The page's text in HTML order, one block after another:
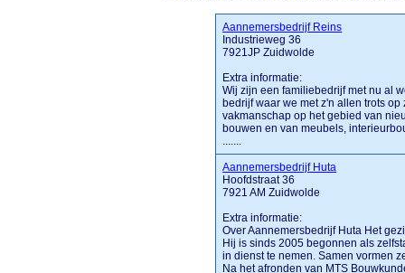
Aannemersbedrijf Reins
Industrieweg 36
7921JP Zuidwolde
Extra informatie:
Wij zijn een familiebedrijf met nu al
bedrijf waar we met z'n allen trots
vakmanschap op het gebied van
bouwen en van meubels,
.......
Aannemersbedrijf Huta
Hoofdstraat 36
7921 AM Zuidwolde
Extra informatie:
Over Aannemersbedrijf Huta Het
Hij is sinds 2005 begonnen als
in dienst te nemen. Samen vormen
Na het afronden van MTS